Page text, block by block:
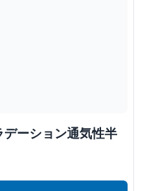
ーション通気性半